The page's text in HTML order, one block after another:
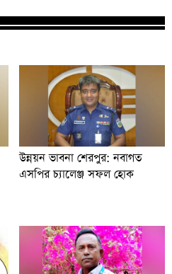
উন্নয়ন ভাবনা শেরপুর: নবাগত
এসপির চ্যালেঞ্জ সফল হোক